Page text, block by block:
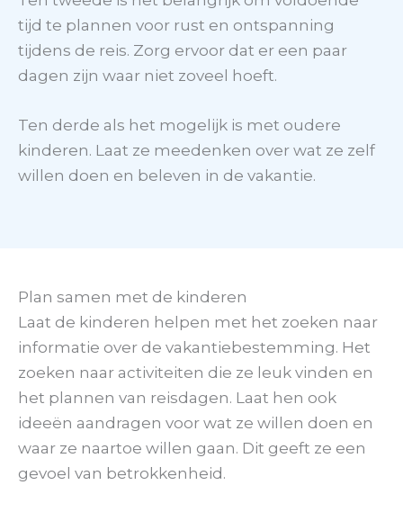
tijd te plannen voor rust en ontspanning
tijdens de reis. Zorg ervoor dat er een paar
dagen zijn waar niet zoveel hoeft.
Ten derde als het mogelijk is met oudere
kinderen. Laat ze meedenken over wat ze zelf
willen doen en beleven in de vakantie.
Plan samen met de kinderen
Laat de kinderen helpen met het zoeken naar
informatie over de vakantiebestemming. Het
zoeken naar activiteiten die ze leuk vinden en
het plannen van reisdagen. Laat hen ook
ideeën aandragen voor wat ze willen doen en
waar ze naartoe willen gaan. Dit geeft ze een
gevoel van betrokkenheid.